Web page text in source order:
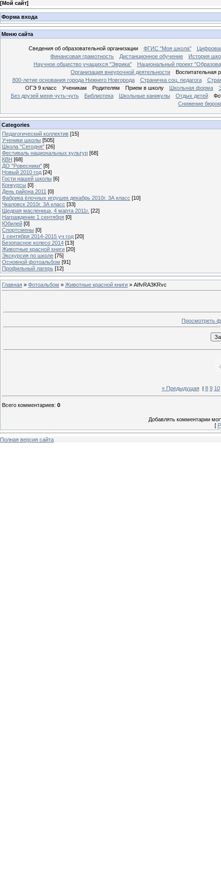
[Мой сайт]
Форма входа
Меню сайта
Сведения об образовательной организации ФГИС "Моя школа"
Финансовая грамотность
Дистанционное обучение
История
Научное общество учащихся "Эврика"
Национальный проект
Организация внеурочной деятельности
Воспитательная
800-летие основания города Нижнего Новгорода
Страничка соц. педагога
ОГЭ 9 класс
Ученикам Родителям Прием в школу Школьная форма
Без друзей меня чуть-чуть
Библиотека Школьные каникулы Отдых детей
Снижение
Categories
Педагогический коллектив [15]
Ученики школы [505]
Школа "Сегодня" [26]
Фестиваль национальных культур [68]
КВН [68]
ДО "Ровесники" [8]
Новый 2010 год [24]
Гости нашей школы [6]
Конкурсы [0]
День района 2011 [0]
Фабрика ёлочных игрушек декабрь 2010г. 3А класс [10]
Чкаловск 2010г. 3А класс [33]
Щедрая масленица, 4 марта 2011г. [22]
Награждение 1 сентября [0]
Юбилей [0]
Спортсмены [0]
1 сентября 2014-2015 уч год [20]
Безопасное колесо 2014 [13]
Животные красной книги [20]
Экскурсия по школе [75]
Основной фотоальбом [91]
Профильный лагерь [12]
Главная » Фотоальбом » Животные красной книги » AIfvRA3KRvc
Просмотреть
« Предыдущая| 8 9 10
Всего комментариев: 0
Добавлять комментарии
[
Полная версия сайта